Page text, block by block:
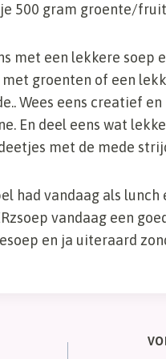
500 gram groente/
met een lekkere soep
groenten of een
Wees eens creatief
En deel eens wat
met de mede
had vandaag als lunch
vandaag een
en ja uiteraard